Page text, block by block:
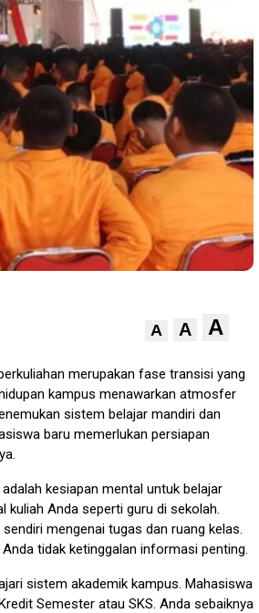
A A A
merupakan fase transisi yang
kampus menawarkan atmosfer
sistem belajar mandiri dan
baru memerlukan persiapan
kesiapan mental untuk belajar
kuliah Anda seperti guru di sekolah.
mengenai tugas dan ruang kelas.
tidak ketinggalan informasi penting.
sistem akademik kampus. Mahasiswa
Semester atau SKS. Anda sebaiknya